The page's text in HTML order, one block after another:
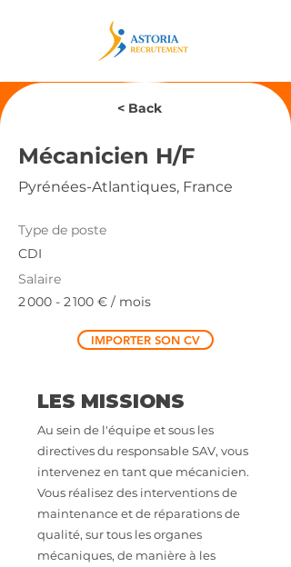
< Back
Mécanicien H/F
Pyrénées-Atlantiques, France
Type de poste
CDI
Salaire
2 000 - 2 100 € / mois
IMPORTER SON CV
LES MISSIONS
Au sein de l'équipe et sous les
directives du responsable SAV, vous
intervenez en tant que mécanicien.
Vous réalisez des interventions de
maintenance et de réparations de
qualité, sur tous les organes
mécaniques, de manière à les